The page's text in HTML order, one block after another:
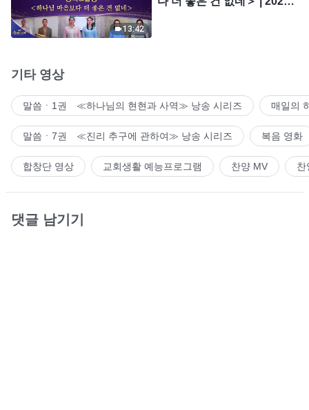
13:42
기타 영상
말씀ㆍ1권 ≪하나님의 현현과 사역≫ 낭송 시리즈 매일의
말씀ㆍ7권 ≪진리 추구에 관하여≫ 낭송 시리즈 복음 영화
합창단 영상 교회생활 예능프로그램 찬양 MV 찬
댓글 남기기